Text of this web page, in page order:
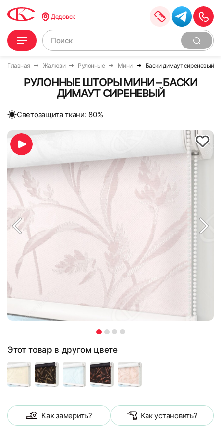
Дедовск
Главная Жалюзи Рулонные Мини Баски димаут сиреневый
РУЛОННЫЕ ШТОРЫ МИНИ – БАСКИ
ДИМАУТ СИРЕНЕВЫЙ
Cветозащита ткани: 80%
Этот товар в другом цвете
Как замерить? Как установить?